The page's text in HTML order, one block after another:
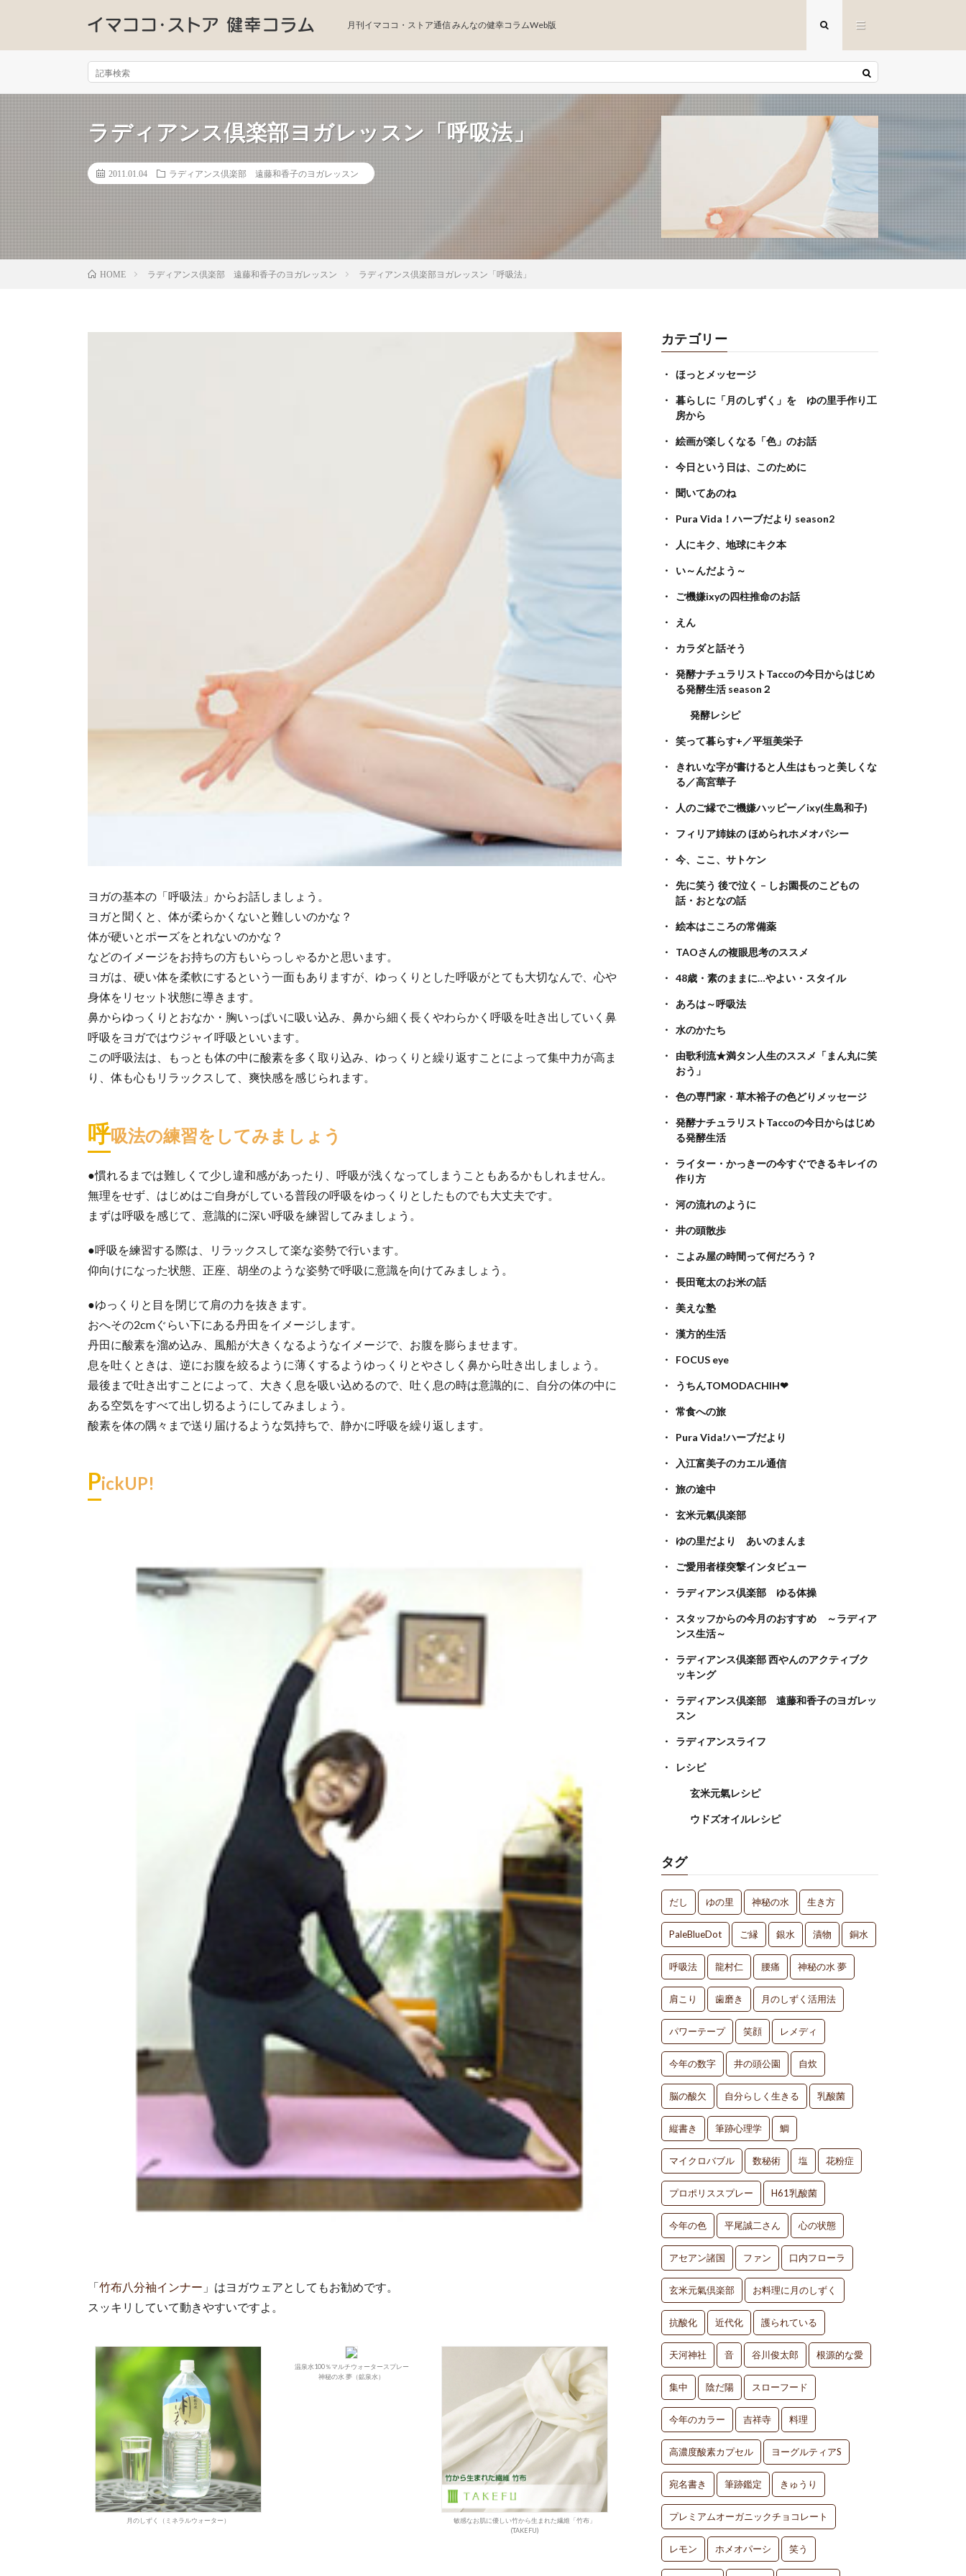
月刊イマココ・ストア通信 みんなの健幸コラムWeb版
ラディアンス倶楽部ヨガレッスン「呼吸法」
2011.01.04 ラディアンス倶楽部 遠藤和香子のヨガレッスン
HOME ラディアンス倶楽部 遠藤和香子のヨガレッスン ラディアンス倶楽部ヨガレッスン「呼吸法」
ヨガの基本の「呼吸法」からお話しましょう。
ヨガと聞くと、体が柔らかくないと難しいのかな？
体が硬いとポーズをとれないのかな？
などのイメージをお持ちの方もいらっしゃるかと思います。
ヨガは、硬い体を柔軟にするという一面もありますが、ゆっくりとした呼吸がとても大切なんで、心や
身体をリセット状態に導きます。
鼻からゆっくりとおなか・胸いっぱいに吸い込み、鼻から細く長くやわらかく呼吸を吐き出していく鼻
呼吸をヨガではウジャイ呼吸といいます。
この呼吸法は、もっとも体の中に酸素を多く取り込み、ゆっくりと繰り返すことによって集中力が高ま
り、体も心もリラックスして、爽快感を感じられます。
呼吸法の練習をしてみましょう
●慣れるまでは難しくて少し違和感があったり、呼吸が浅くなってしまうこともあるかもしれません。
無理をせず、はじめはご自身がしている普段の呼吸をゆっくりとしたものでも大丈夫です。
まずは呼吸を感じて、意識的に深い呼吸を練習してみましょう。
●呼吸を練習する際は、リラックスして楽な姿勢で行います。
仰向けになった状態、正座、胡坐のような姿勢で呼吸に意識を向けてみましょう。
●ゆっくりと目を閉じて肩の力を抜きます。
おへその2cmぐらい下にある丹田をイメージします。
丹田に酸素を溜め込み、風船が大きくなるようなイメージで、お腹を膨らませます。
息を吐くときは、逆にお腹を絞るように薄くするようゆっくりとやさしく鼻から吐き出しましょう。
最後まで吐き出すことによって、大きく息を吸い込めるので、吐く息の時は意識的に、自分の体の中に
ある空気をすべて出し切るようにしてみましょう。
酸素を体の隅々まで送り届けるような気持ちで、静かに呼吸を繰り返します。
PickUP!
「竹布八分袖インナー 」はヨガウェアとしてもお勧めです。
スッキリしていて動きやすいですよ。
月のしずく（ミネラルウォーター）
温泉水100％マルチウォータースプレー
神秘の水 夢（鉱泉水）
敏感なお肌に優しい竹から生まれた繊維「竹布」
(TAKEFU)
カテゴリー
ほっとメッセージ
暮らしに「月のしずく」を ゆの里手作り工
房から
絵画が楽しくなる「色」のお話
今日という日は、このために
聞いてあのね
Pura Vida！ハーブだより season2
人にキク、地球にキク本
い～んだよう～
ご機嫌ixyの四柱推命のお話
えん
カラダと話そう
発酵ナチュラリストTaccoの今日からはじめ
る発酵生活 season２
発酵レシピ
笑って暮らす+／平垣美栄子
きれいな字が書けると人生はもっと美しくな
る／高宮華子
人のご縁でご機嫌ハッピー／ixy(生島和子)
フィリア姉妹の ほめられホメオパシー
今、ここ、サトケン
先に笑う 後で泣く – しお園長のこどもの
話・おとなの話
絵本はこころの常備薬
TAOさんの複眼思考のススメ
48歳・素のままに…やよい・スタイル
あろは～呼吸法
水のかたち
由歌利流★満タン人生のススメ「まん丸に笑
おう」
色の専門家・草木裕子の色どりメッセージ
発酵ナチュラリストTaccoの今日からはじめ
る発酵生活
ライター・かっきーの今すぐできるキレイの
作り方
河の流れのように
井の頭散歩
こよみ屋の時間って何だろう？
長田竜太のお米の話
美えな塾
漢方的生活
FOCUS eye
うちんTOMODACHIH❤
常食への旅
Pura Vida!ハーブだより
入江富美子のカエル通信
旅の途中
玄米元氣倶楽部
ゆの里だより あいのまんま
ご愛用者様突撃インタビュー
ラディアンス倶楽部 ゆる体操
スタッフからの今月のおすすめ ～ラディア
ンス生活～
ラディアンス倶楽部 西やんのアクティブク
ッキング
ラディアンス倶楽部 遠藤和香子のヨガレッ
スン
ラディアンスライフ
レシピ
玄米元氣レシピ
ウドズオイルレシピ
タグ
だし ゆの里 神秘の水 生き方
PaleBlueDot ご縁 銀水 漬物 銅水
呼吸法 龍村仁 腰痛 神秘の水 夢
肩こり 歯磨き 月のしずく活用法
パワーテープ 笑顔 レメディ
今年の数字 井の頭公園 自炊
脳の酸欠 自分らしく生きる 乳酸菌
縦書き 筆跡心理学 鯛
マイクロバブル 数秘術 塩 花粉症
プロポリススプレー H61乳酸菌
今年の色 平尾誠二さん 心の状態
アセアン諸国 ファン 口内フローラ
玄米元氣倶楽部 お料理に月のしずく
抗酸化 近代化 護られている
天河神社 音 谷川俊太郎 根源的な愛
集中 陰だ陽 スローフード
今年のカラー 吉祥寺 料理
高濃度酸素カプセル ヨーグルティアS
宛名書き 筆跡鑑定 きゅうり
プレミアムオーガニックチョコレート
レモン ホメオパーシ 笑う